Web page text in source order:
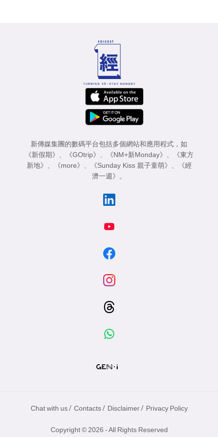
新傳媒集團的數碼平台包括多個網站和應用程式，如
《新假期》
《GOtrip》 《NM+新Monday》
《東方
新地》
《more》 《Sunday Kiss 親子童萌》
《經
濟一週》
。
Chat with us / Contacts / Disclaimer / Privacy Policy
Copyright © 2026 - All Rights Reserved